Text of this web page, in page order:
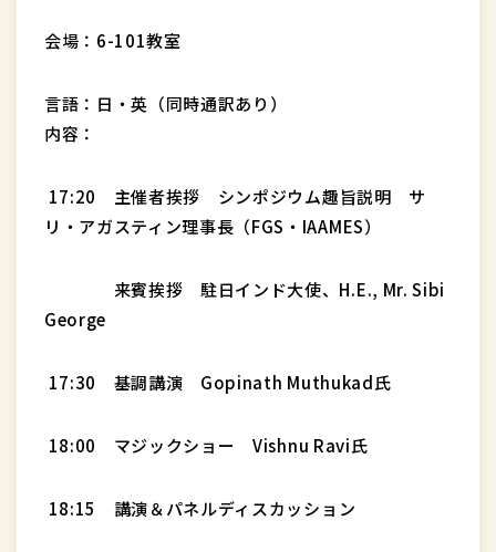
会場：6-101教室
言語：日・英（同時通訳あり）
内容：
17:20 主催者挨拶 シンポジウム趣旨説明 サ
リ・アガスティン理事長（FGS・IAAMES）
来賓挨拶 駐日インド大使、H.E., Mr. Sibi
George
17:30 基調講演 Gopinath Muthukad氏
18:00 マジックショー Vishnu Ravi氏
18:15 講演＆パネルディスカッション